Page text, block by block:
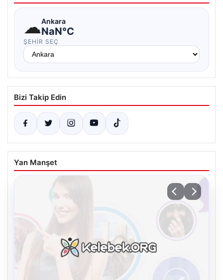
☁Ankara
NaN°C
ŞEHIR SEÇ
Bizi Takip Edin
Yan Manşet